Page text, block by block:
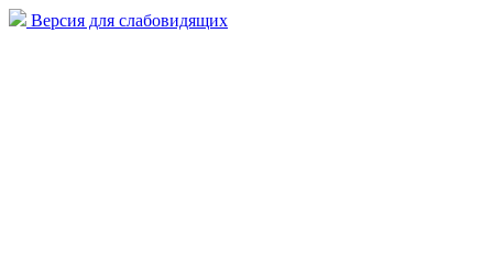
Версия для слабовидящих